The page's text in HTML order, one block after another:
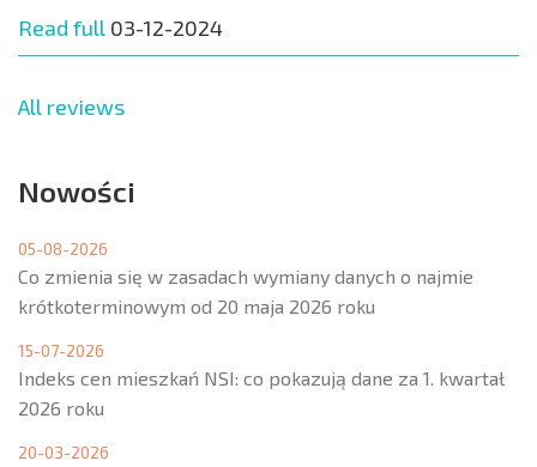
Read full 03-12-2024
All reviews
Nowości
05-08-2026
Co zmienia się w zasadach wymiany danych o najmie
krótkoterminowym od 20 maja 2026 roku
15-07-2026
Indeks cen mieszkań NSI: co pokazują dane za 1. kwartał
2026 roku
20-03-2026